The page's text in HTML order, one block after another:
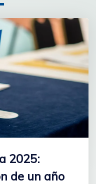
2025:
de un año